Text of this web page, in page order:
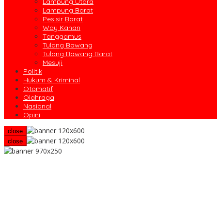
Lampung Barat
Pesisir Barat
Way Kanan
Tanggamus
Tulang Bawang
Tulang Bawang Barat
Mesuji
Politik
Hukum & Kriminal
Otomatif
Olahraga
Nasional
Opini
close
close